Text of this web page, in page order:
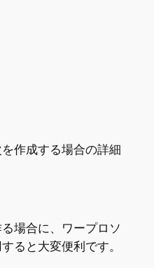
作成する場合の詳細
場合に、ワープロソ
ると大変便利です。